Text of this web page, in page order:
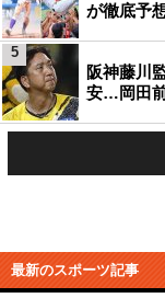
が徹底予
阪神藤川
安…岡田
5
最新のスポーツ記事